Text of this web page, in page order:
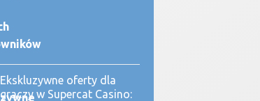
Ekskluzywne oferty dla
graczy w Supercat Casino: